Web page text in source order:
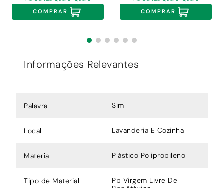
COMPRAR COMPRAR
Informações Relevantes
Palavra Sim
Local Lavanderia E Cozinha
Material Plástico Polipropileno
Tipo de Material
Pp Virgem Livre De